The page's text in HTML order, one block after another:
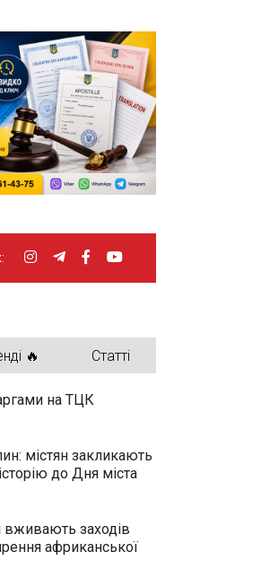
🔥 Статті
на ТЦК
містян закликають
до Дня міста
вживають заходів
африканської